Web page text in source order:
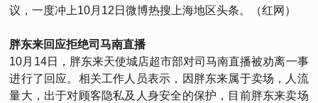
议，一度冲上10月12日微博热搜上海地区头条。（红网）
胖东来回应拒绝司马南直播
10月14日，胖东来天使城店超市部对司马南直播被劝离一事
进行了回应。相关工作人员表示，因胖东来属于卖场，人流
量大，出于对顾客隐私及人身安全的保护，目前胖东来卖场